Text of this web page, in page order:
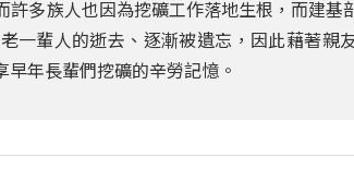
多族人也因為挖礦工作落地生根，而建基
一輩人的逝去、逐漸被遺忘，因此藉著親
年長輩們挖礦的辛勞記憶。